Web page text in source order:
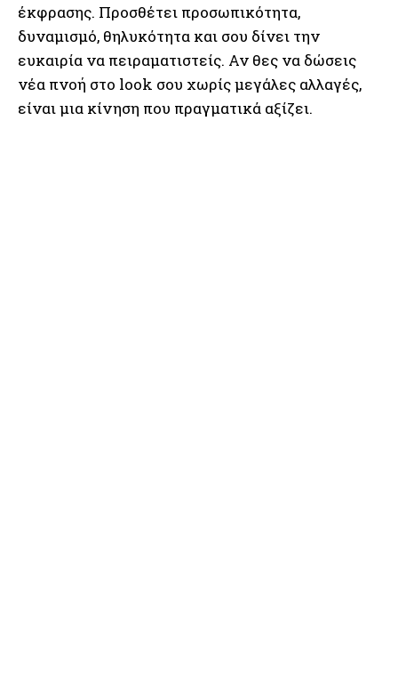
έκφρασης. Προσθέτει προσωπικότητα,
δυναμισμό, θηλυκότητα και σου δίνει την
ευκαιρία να πειραματιστείς. Αν θες να δώσεις
νέα πνοή στο look σου χωρίς μεγάλες αλλαγές,
είναι μια κίνηση που πραγματικά αξίζει.